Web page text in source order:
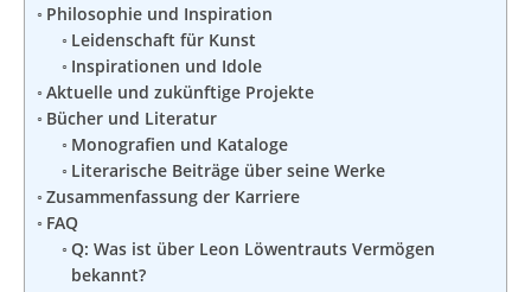
Philosophie und Inspiration
Leidenschaft für Kunst
Inspirationen und Idole
Aktuelle und zukünftige Projekte
Bücher und Literatur
Monografien und Kataloge
Literarische Beiträge über seine Werke
Zusammenfassung der Karriere
FAQ
Q: Was ist über Leon Löwentrauts Vermögen
bekannt?